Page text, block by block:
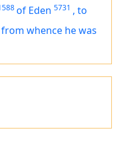
of Eden 5731 , to
from whence he was